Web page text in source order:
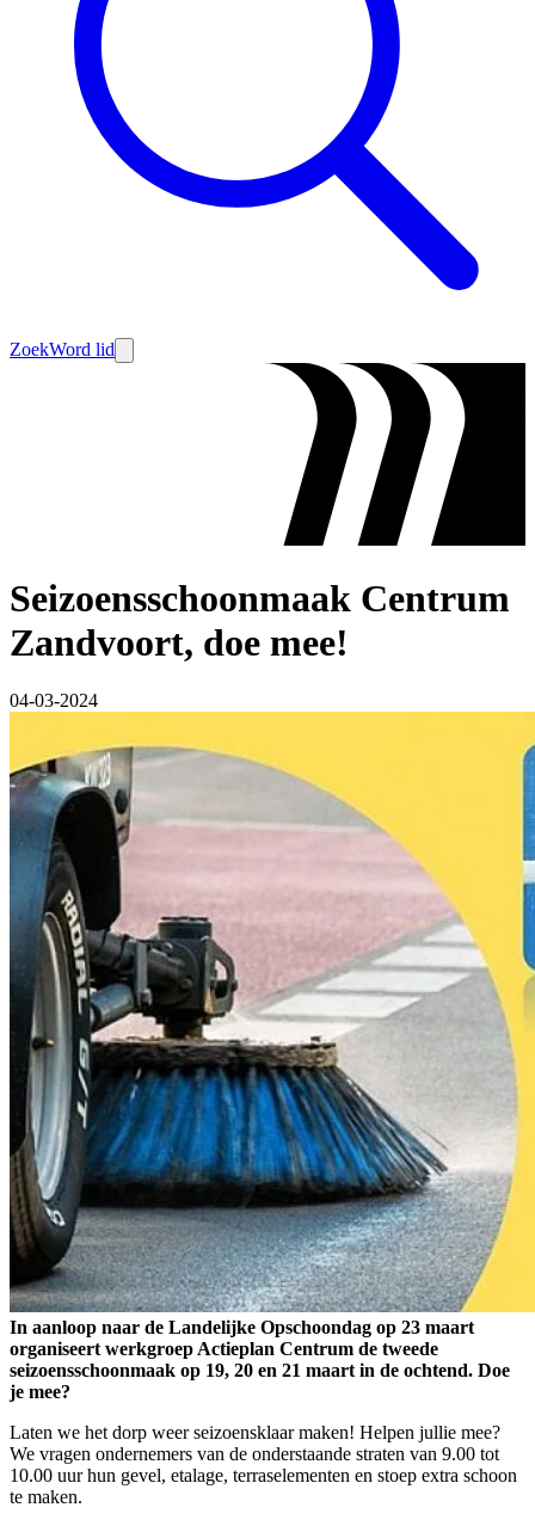
ZoekWord lid
Seizoensschoonmaak Centrum
Zandvoort, doe mee!
04-03-2024
In aanloop naar de Landelijke Opschoondag op 23 maart
organiseert werkgroep Actieplan Centrum de tweede
seizoensschoonmaak op 19, 20 en 21 maart in de ochtend. Doe
je mee?
Laten we het dorp weer seizoensklaar maken! Helpen jullie mee?
We vragen ondernemers van de onderstaande straten van 9.00 tot
10.00 uur hun gevel, etalage, terraselementen en stoep extra schoon
te maken.